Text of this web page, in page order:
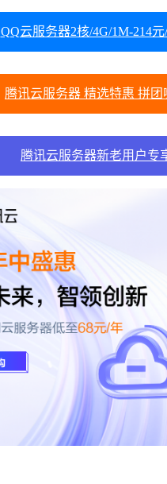
QQ云服务器2核/4G/1M-214
腾讯云服务器 精选特惠 拼团
腾讯云服务器新老用户专